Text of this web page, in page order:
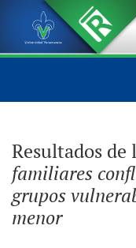
Resultados de
familiares
grupos
menor